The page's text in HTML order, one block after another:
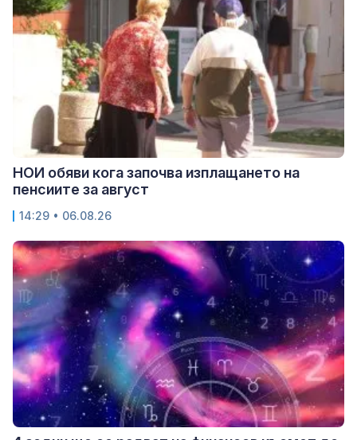
НОИ обяви кога започва изплащането на
пенсиите за август
14:29 • 06.08.26